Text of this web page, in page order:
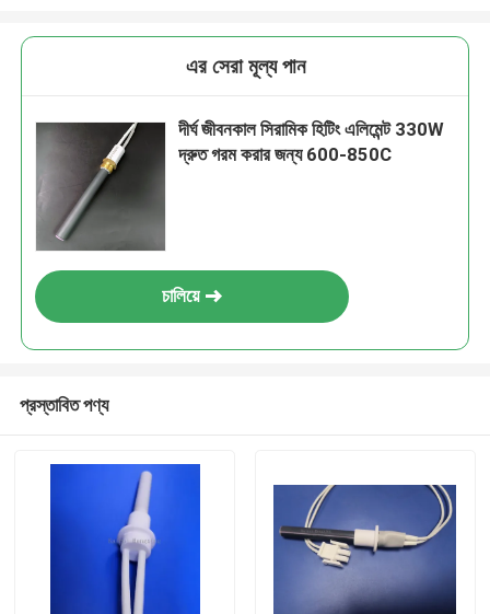
এর সেরা মূল্য পান
দীর্ঘ জীবনকাল সিরামিক হিটিং এলিমেন্ট 330W
দ্রুত গরম করার জন্য 600-850C
চালিয়ে
প্রস্তাবিত পণ্য